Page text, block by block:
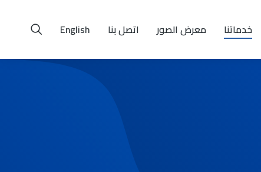
خدماتنا معرض الصور اتصل بنا English